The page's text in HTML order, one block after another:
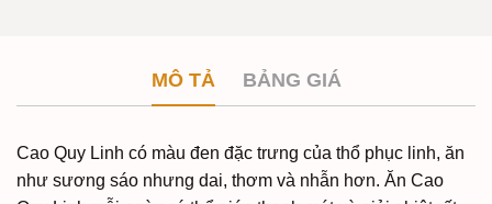
MÔ TẢ BẢNG GIÁ
Cao Quy Linh có màu đen đặc trưng của thổ phục linh, ăn
như sương sáo nhưng dai, thơm và nhẫn hơn. Ăn Cao